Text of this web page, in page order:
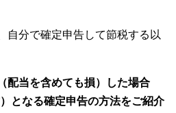
自分で確定申告して節税する以
配当を含めても損）した場合
となる確定申告の方法をご紹介